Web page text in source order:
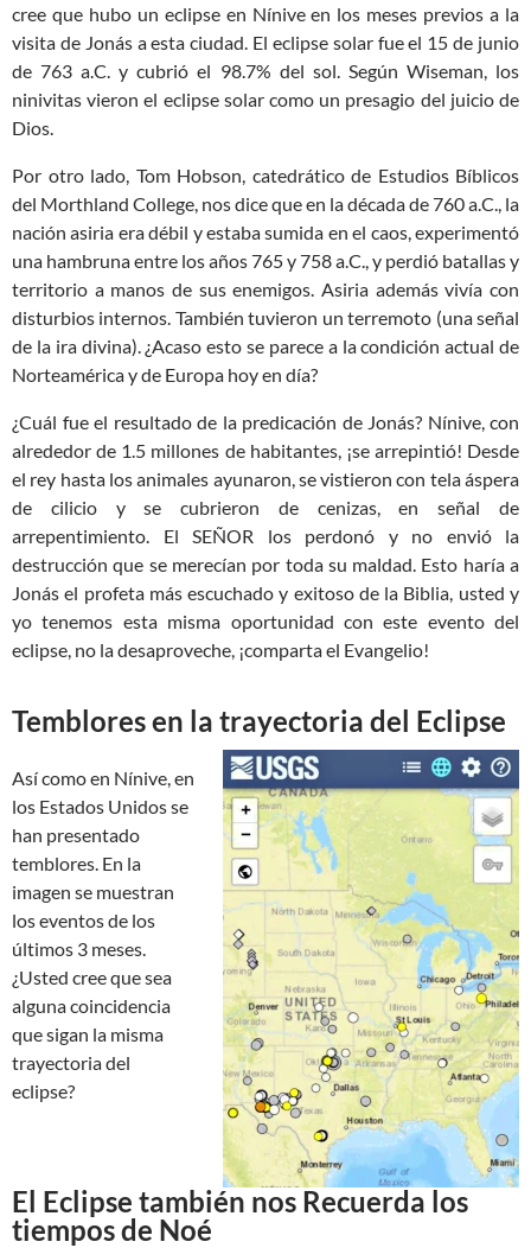
cree que hubo un eclipse en Nínive en los meses previos a la
visita de Jonás a esta ciudad. El eclipse solar fue el 15 de junio
de 763 a.C. y cubrió el 98.7% del sol. Según Wiseman, los
ninivitas vieron el eclipse solar como un presagio del juicio de
Dios.
Por otro lado, Tom Hobson, catedrático de Estudios Bíblicos
del Morthland College, nos dice que en la década de 760 a.C., la
nación asiria era débil y estaba sumida en el caos, experimentó
una hambruna entre los años 765 y 758 a.C., y perdió batallas y
territorio a manos de sus enemigos. Asiria además vivía con
disturbios internos. También tuvieron un terremoto (una señal
de la ira divina). ¿Acaso esto se parece a la condición actual de
Norteamérica y de Europa hoy en día?
¿Cuál fue el resultado de la predicación de Jonás? Nínive, con
alrededor de 1.5 millones de habitantes, ¡se arrepintió! Desde
el rey hasta los animales ayunaron, se vistieron con tela áspera
de cilicio y se cubrieron de cenizas, en señal de
arrepentimiento. El SEÑOR los perdonó y no envió la
destrucción que se merecían por toda su maldad. Esto haría a
Jonás el profeta más escuchado y exitoso de la Biblia, usted y
yo tenemos esta misma oportunidad con este evento del
eclipse, no la desaproveche, ¡comparta el Evangelio!
Temblores en la trayectoria del Eclipse
Así como en Nínive, en
los Estados Unidos se
han presentado
temblores. En la
imagen se muestran
los eventos de los
últimos 3 meses.
¿Usted cree que sea
alguna coincidencia
que sigan la misma
trayectoria del
eclipse?
El Eclipse también nos Recuerda los
tiempos de Noé